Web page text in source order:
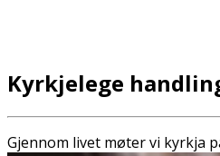
Kyrkjelege
Gjennom livet møter vi kyrkja